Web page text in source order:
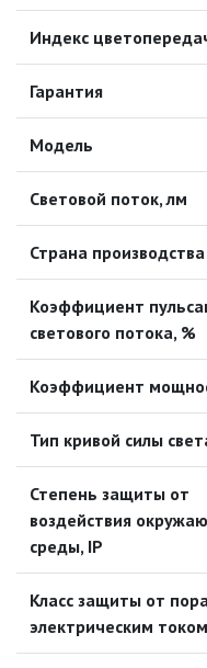
Индекс
Гарантия
Модель
Световой поток, лм
Страна производства
Коэффициент
светового потока, %
Коэффициент
Тип кривой силы
Степень защиты от
воздействия
среды, IP
Класс защиты от
электрическим током